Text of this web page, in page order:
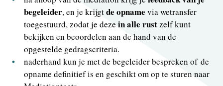
begeleider, en je krijgtde opname via wetransfer
toegestuurd, zodat je deze in alle rustzelf kunt
bekijken en beoordelen aan de hand van de
opgestelde gedragscriteria.
naderhand kun je met de begeleider bespreken of de
opname definitief is en geschikt om op te sturen naar